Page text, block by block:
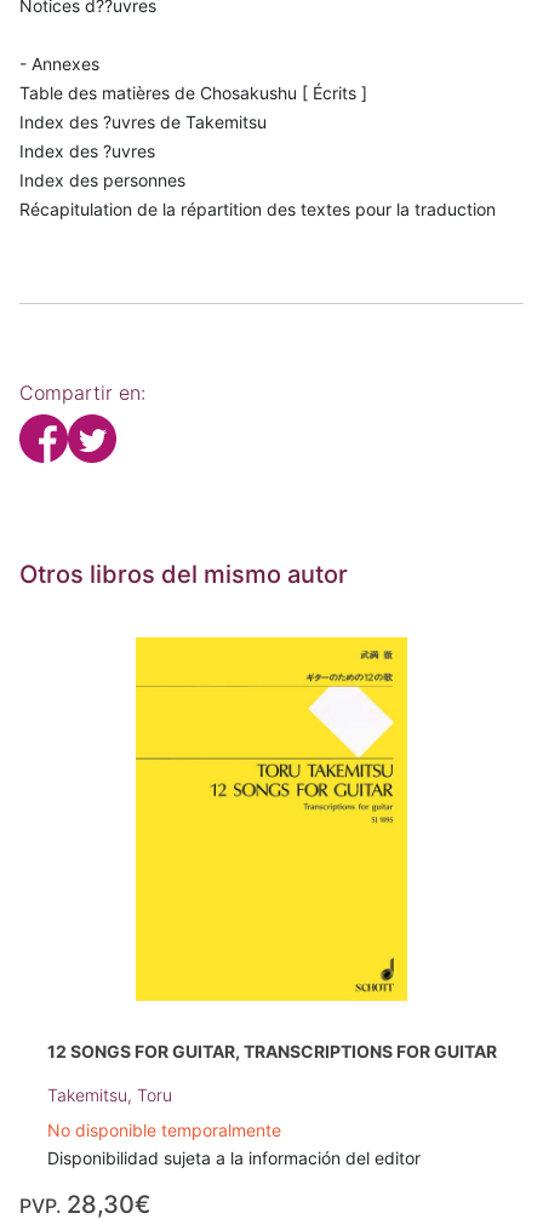
Notices d??uvres
- Annexes
Table des matières de Chosakushu [ Écrits ]
Index des ?uvres de Takemitsu
Index des ?uvres
Index des personnes
Récapitulation de la répartition des textes pour la traduction
Compartir en:
Otros libros del mismo autor
12 SONGS FOR GUITAR, TRANSCRIPTIONS FOR GUITAR
Takemitsu, Toru
No disponible temporalmente
Disponibilidad sujeta a la información del editor
PVP. 28,30€